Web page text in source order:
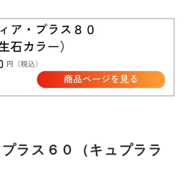
ラス６０（キュプララ